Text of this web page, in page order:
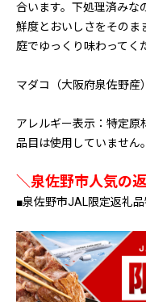
合います。下処理済みな
鮮度とおいしさをそのま
庭でゆっくり味わってく
マダコ（大阪府泉佐野産
アレルギー表示：特定原
品目は使用していません。
＼泉佐野市人気の
■泉佐野市JAL限定返礼